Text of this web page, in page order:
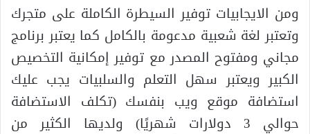
ومن الايجابيات توفير السيطرة الكاملة على متجرك
وتعتبر لغة شعبية مدعومة بالكامل كما يعتبر برنامج
مجاني ومفتوح المصدر مع توفير إمكانية التخصيص
الكبير ويعتبر سهل التعلم والسلبيات يجب عليك
استضافة موقع ويب بنفسك (تكلف الاستضافة
حوالي 3 دولارات شهريًا) ولديها الكثير من